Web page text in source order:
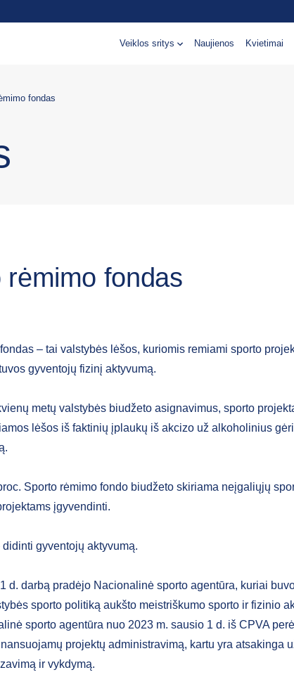
Veiklos sritys Naujienos Kvietimai
fondas
rėmimo fondas
– tai valstybės lėšos, kuriomis remiami sporto
gyventojų fizinį aktyvumą.
metų valstybės biudžeto asignavimus, sporto
lėšos iš faktinių įplaukų iš akcizo už alkoholinius
Sporto rėmimo fondo biudžeto skiriama neįgaliųjų
įgyvendinti.
gyventojų aktyvumą.
d. darbą pradėjo Nacionalinė sporto agentūra, kuriai
sporto politiką aukšto meistriškumo sporto ir fizinio
sporto agentūra nuo 2023 m. sausio 1 d. iš CPVA
projektų administravimą, kartu yra atsakinga
ir vykdymą.